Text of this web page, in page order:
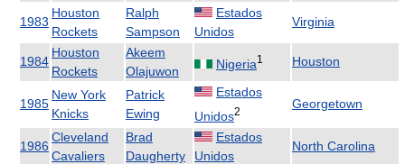
1983
Houston
Rockets
Ralph
Sampson
Estados
Unidos
Virginia
1984
Houston
Rockets
Akeem
Olajuwon
Nigeria1 Houston
1985
New York
Knicks
Patrick
Ewing
Estados
Unidos2
Georgetown
1986
Cleveland
Cavaliers
Brad
Daugherty
Estados
Unidos
North Carolina